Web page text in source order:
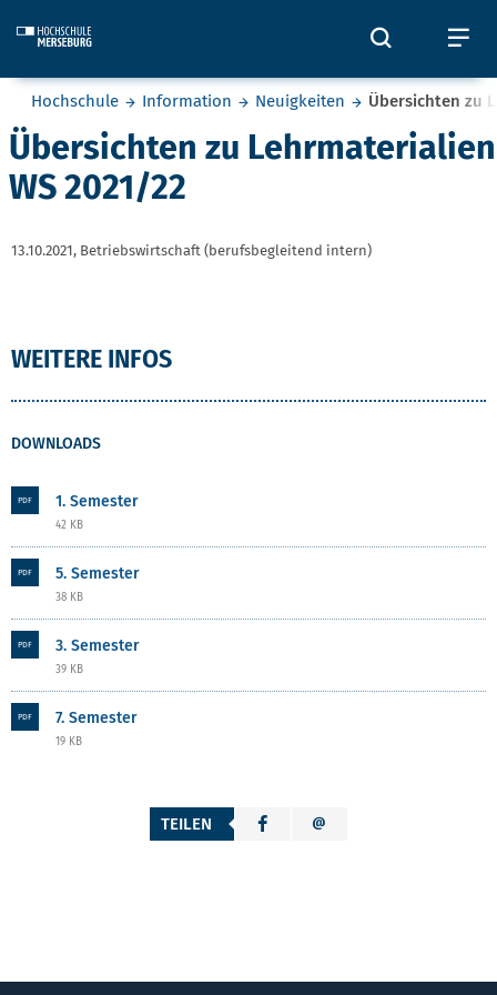
Öffnet
Sie befinden sich hier:
Hochschule Information Neuigkeiten Übersichten zu
Übersichten zu Lehrmaterialien
WS 2021/22
13.10.2021, Betriebswirtschaft (berufsbegleitend intern)
WEITERE INFOS
DOWNLOADS
PDF 1. Semester
42 KB
PDF 5. Semester
38 KB
PDF 3. Semester
39 KB
PDF 7. Semester
19 KB
TEILEN